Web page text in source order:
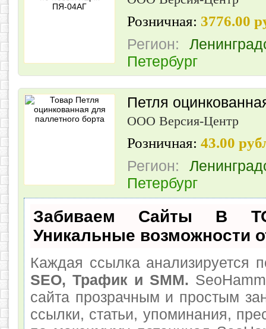
Розничная: 3776.00
Регион:
Петербург
Петля
ООО Версия-Центр
Розничная: 43.00
Регион:
Петербург
Забиваем Сайты В
Уникальные возможности
Каждая ссылка анализируется
SEO, Трафик и SMM.
сайта прозрачным и простым
ссылки, статьи, упоминания,